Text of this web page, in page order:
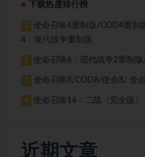
下载热度排行榜
1
使命召唤4重制版/COD4重制
4：现代战争重制版
2 使命召唤6：现代战争2重制
3 使命召唤8/COD8/使命8/ 使
4 使命召唤14：二战（完全版）
近期文章